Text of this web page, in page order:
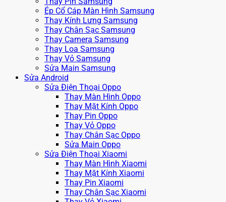
Ép Cổ Cáp Màn Hình Samsung
Thay Kính Lưng Samsung
Thay Chân Sạc Samsung
Thay Camera Samsung
Thay Loa Samsung
Thay Vỏ Samsung
Sửa Main Samsung
Sửa Android
Sửa Điện Thoại Oppo
Thay Màn Hình Oppo
Thay Mặt Kính Oppo
Thay Pin Oppo
Thay Vỏ Oppo
Thay Chân Sạc Oppo
Sửa Main Oppo
Sửa Điện Thoại Xiaomi
Thay Màn Hình Xiaomi
Thay Mặt Kính Xiaomi
Thay Pin Xiaomi
Thay Chân Sạc Xiaomi